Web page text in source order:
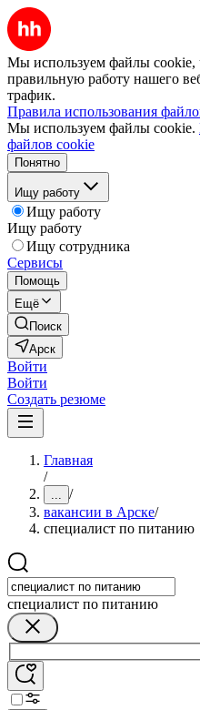
Мы используем файлы cookie,
правильную работу нашего
трафик.
Правила использования
Мы используем файлы cookie.
файлов cookie
Понятно
Ищу работу
Ищу работу
Ищу работу
Ищу сотрудника
Сервисы
Помощь
Ещё
Поиск
Арск
Войти
Войти
Создать резюме
Главная
/
... /
вакансии в Арске/
специалист по питанию
специалист по питанию